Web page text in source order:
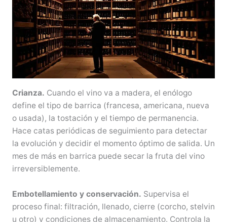
Crianza. Cuando el vino va a madera, el enólogo
define el tipo de barrica (francesa, americana, nueva
o usada), la tostación y el tiempo de permanencia.
Hace catas periódicas de seguimiento para detectar
la evolución y decidir el momento óptimo de salida. Un
mes de más en barrica puede secar la fruta del vino
irreversiblemente.
Embotellamiento y conservación. Supervisa el
proceso final: filtración, llenado, cierre (corcho, stelvin
u otro) y condiciones de almacenamiento. Controla la